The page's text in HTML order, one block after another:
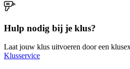
Hulp nodig bij je klus?
Laat jouw klus uitvoeren door een
Klusservice